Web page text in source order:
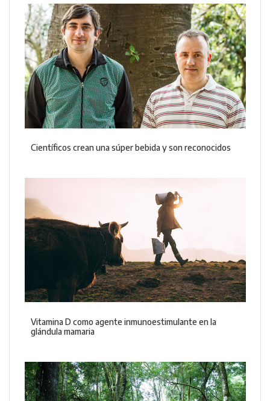
Científicos crean una súper bebida y son reconocidos
Vitamina D como agente inmunoestimulante en la
glándula mamaria